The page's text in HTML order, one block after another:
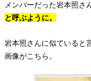
メンバーだった岩本照さ
と呼ぶように。
岩本照さんに似ていると
画像がこちら。